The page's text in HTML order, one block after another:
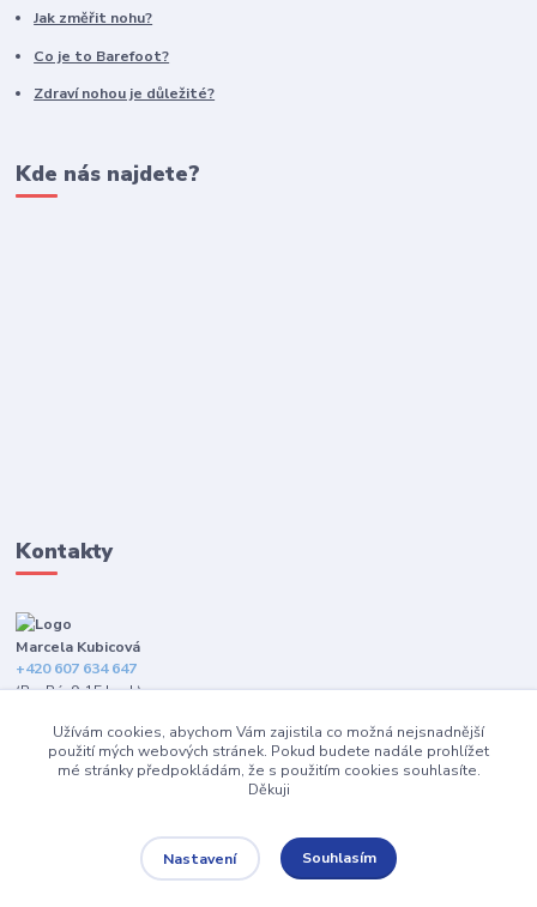
Jak změřit nohu?
Co je to Barefoot?
Zdraví nohou je důležité?
Kde nás najdete?
Kontakty
Marcela Kubicová
+420 607 634 647
(Po-Pá, 9-15 hod.)
info@happybarefeet.cz
Užívám cookies, abychom Vám zajistila co možná nejsnadnější
použití mých webových stránek. Pokud budete nadále prohlížet
mé stránky předpokládám, že s použitím cookies souhlasíte.
Děkuji
Nastavení Souhlasím